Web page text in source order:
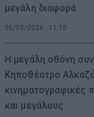
μεγάλη διαφορά
06/08/2026 , 11:10
Η μεγάλη οθόνη
Κηποθέατρο
κινηματογραφικές
και μεγάλους